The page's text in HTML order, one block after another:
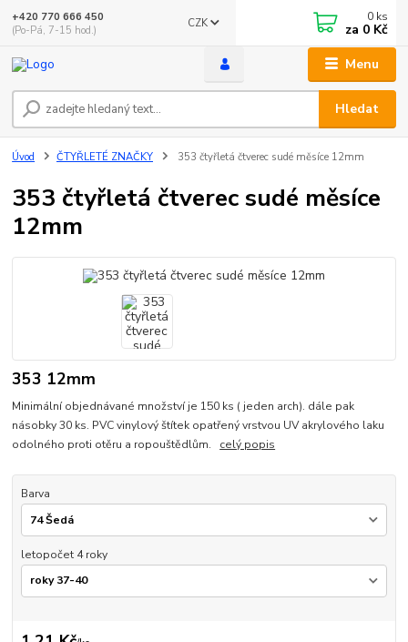
Menu
CZK
Hledat
+420 770 666 450
(Po-Pá, 7-15 hod.)
0 ks
za 0 Kč
Úvod ČTYŘLETÉ ZNAČKY 353 čtyřletá čtverec sudé měsíce 12mm
353 čtyřletá čtverec sudé měsíce
12mm
353 12mm
Minimální objednávané množství je 150 ks ( jeden arch). dále pak
násobky 30 ks. PVC vinylový štítek opatřený vrstvou UV akrylového laku
odolného proti otěru a ropouštědlům. celý popis
Barva
letopočet 4 roky